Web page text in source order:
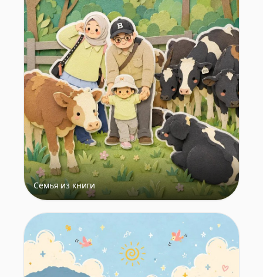
Семья из книги